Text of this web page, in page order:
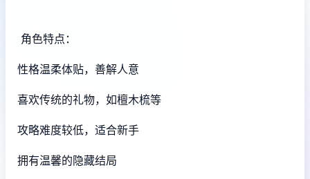
角色特点：
性格温柔体贴，善解人意
喜欢传统的礼物，如檀木梳等
攻略难度较低，适合新手
拥有温馨的隐藏结局